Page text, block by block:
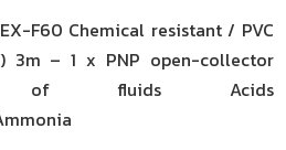
F60 Chemical resistant / PVC
3m – 1 x PNP open-collector
of fluids Acids